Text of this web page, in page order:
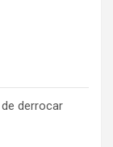
derrocar